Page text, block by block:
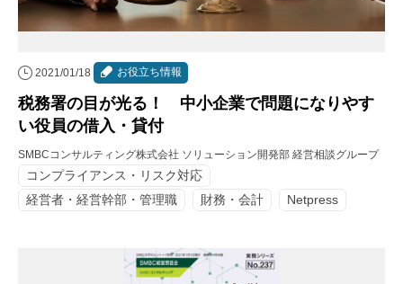
プライバシーポリシー
お問い合わせ
運営会社
2021/01/18 お役立ち情報
税務署の目が光る！ 中小企業で問題になりやす
い役員の借入・貸付
SMBCコンサルティング株式会社 ソリューション開発部 経営相談グループ
コンプライアンス・リスク対応
経営者・経営幹部・管理職
財務・会計 Netpress